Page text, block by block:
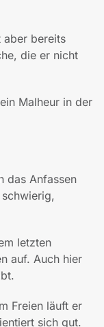
aber bereits
die er nicht
Malheur in der
das Anfassen
letzten
auf. Auch hier
Freien läuft er
sich gut.